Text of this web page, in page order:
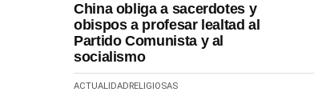
China obliga a sacerdotes y
obispos a profesar lealtad al
Partido Comunista y al
socialismo
ACTUALIDADRELIGIOSAS